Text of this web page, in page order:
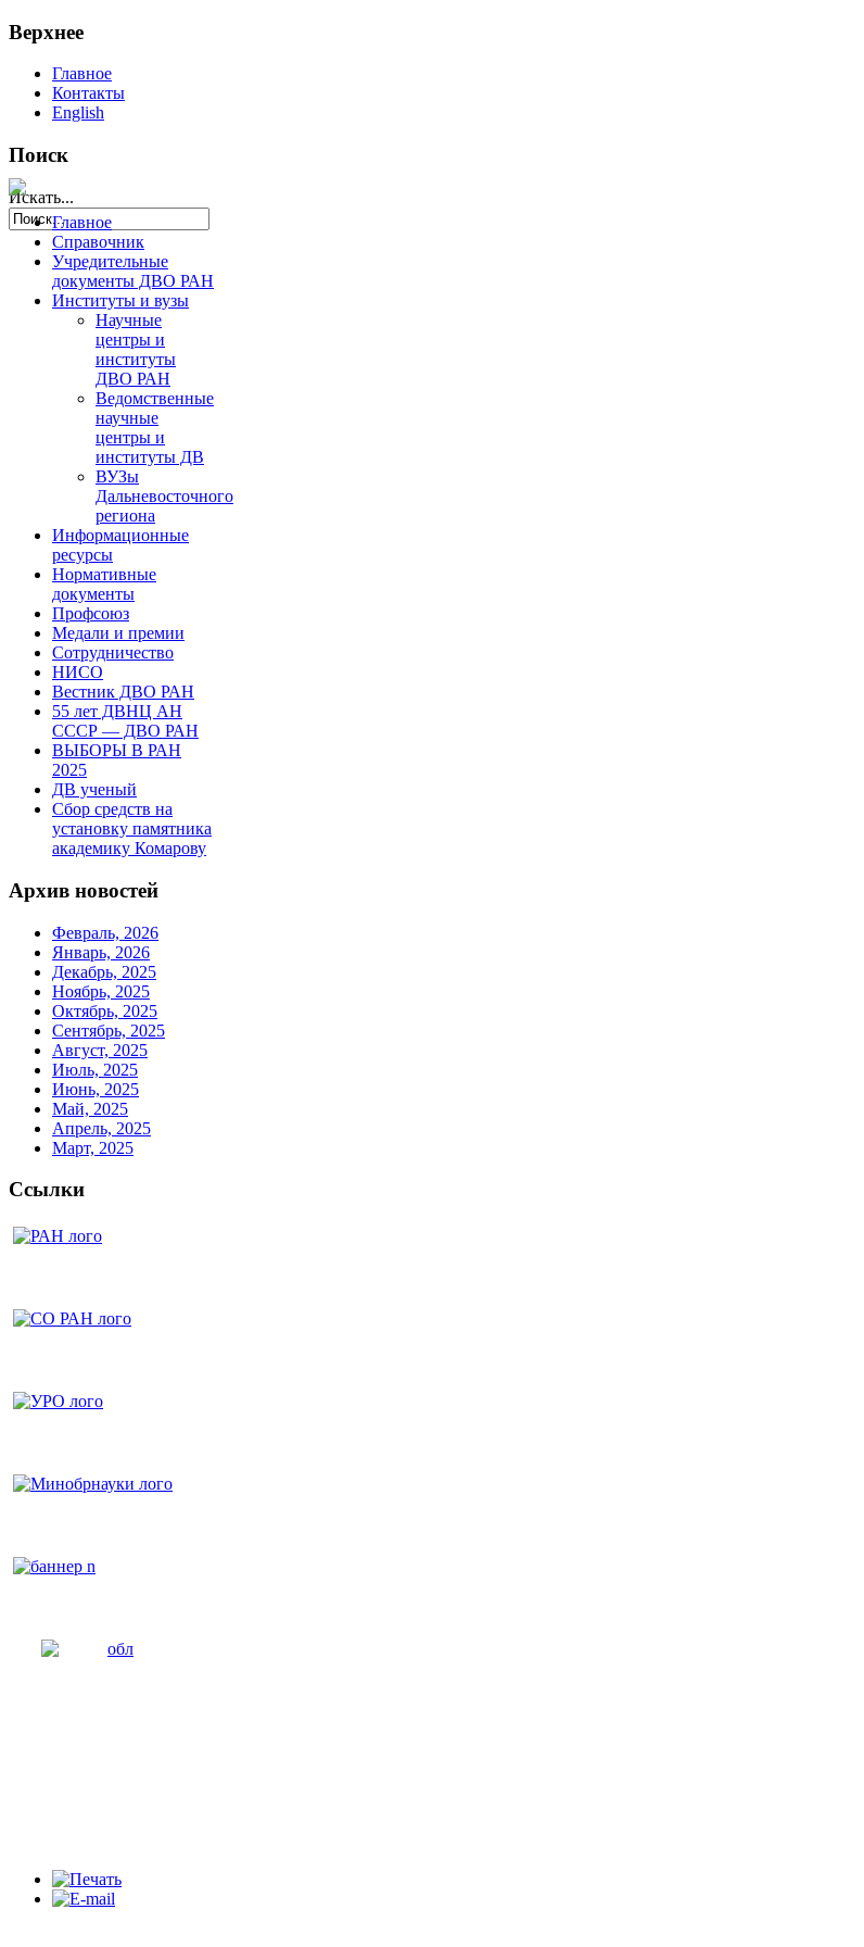
Верхнее
Главное
Контакты
English
Поиск
Искать...
Главное
Справочник
Учредительные
документы ДВО РАН
Институты и вузы
Научные
центры и
институты
ДВО РАН
Ведомственные
научные
центры и
институты ДВ
ВУЗы
Дальневосточного
региона
Информационные
ресурсы
Нормативные
документы
Профсоюз
Медали и премии
Сотрудничество
НИСО
Вестник ДВО РАН
55 лет ДВНЦ АН
СССР — ДВО РАН
ВЫБОРЫ В РАН
2025
ДВ ученый
Сбор средств на
установку памятника
академику Комарову
Архив новостей
Февраль, 2026
Январь, 2026
Декабрь, 2025
Ноябрь, 2025
Октябрь, 2025
Сентябрь, 2025
Август, 2025
Июль, 2025
Июнь, 2025
Май, 2025
Апрель, 2025
Март, 2025
Ссылки